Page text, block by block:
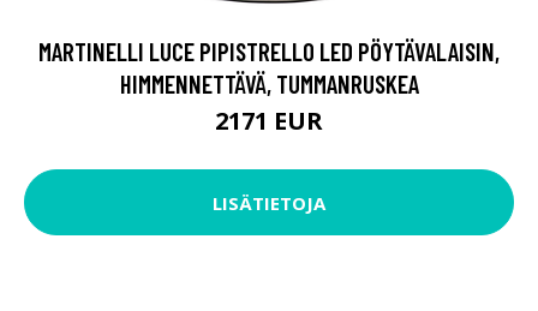
MARTINELLI LUCE PIPISTRELLO LED PÖYTÄVALAISIN,
HIMMENNETTÄVÄ, TUMMANRUSKEA
2171 EUR
LISÄTIETOJA